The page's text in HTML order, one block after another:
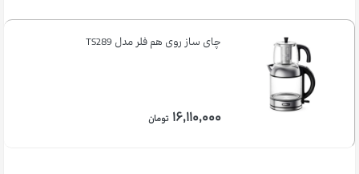
چای ساز روی هم فلر مدل TS289
۱۶,۱۱۰,۰۰۰ تومان